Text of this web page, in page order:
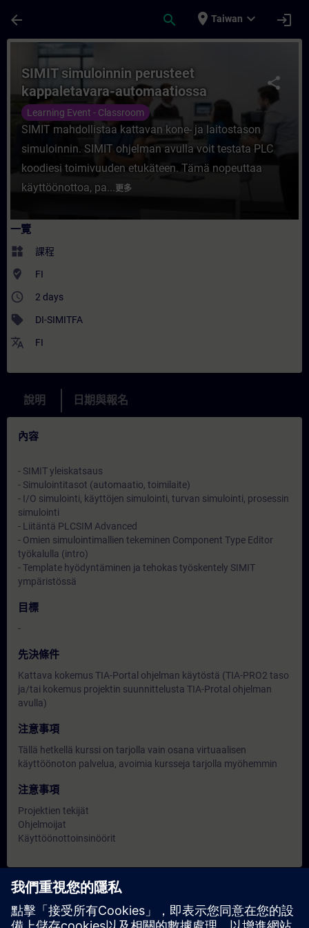
arrow_back search place Taiwan expand_more login
課程 - SIMIT simuloinnin perusteet
share
SIMIT simuloinnin perusteet
kappaletavara-automaatiossa
Learning Event - Classroom
SIMIT mahdollistaa kattavan kone- ja laitostason
simuloinnin. SIMIT ohjelman avulla voit testata PLC
koodiesi toimivuuden etukäteen. Tämä nopeuttaa
käyttöönottoa, pa...更多
一覽
widgets 課程
where_to_vote FI
access_time 2 days
sell DI-SIMITFA
translate FI
說明 日期與報名
內容
- SIMIT yleiskatsaus
- Simulointitasot (automaatio, toimilaite)
- I/O simulointi, käyttöjen simulointi, turvan simulointi, prosessin
simulointi
- Liitäntä PLCSIM Advanced
- Omien simulointimallien tekeminen Component Type Editor
työkalulla (intro)
- Template hyödyntäminen ja tehokas työskentely SIMIT
ympäristössä
目標
-
先決條件
Kattava kokemus TIA-Portal ohjelman käytöstä (TIA-PRO2 taso
ja/tai kokemus projektin suunnittelusta TIA-Protal ohjelman
avulla)
注意事項
Tällä hetkellä kurssi on tarjolla vain osana virtuaalisen
käyttöönoton palvelua, avoimia kursseja tarjolla myöhemmin
注意事項
Projektien tekijät
Ohjelmoijat
Käyttöönottoinsinöörit
目前沒有可用活動